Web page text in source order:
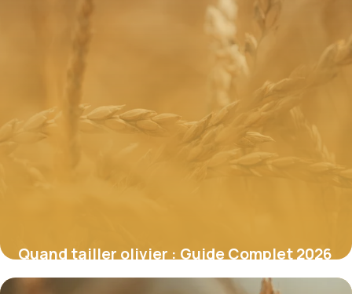
Quand tailler olivier : Guide Complet 2026
22 juin 2026